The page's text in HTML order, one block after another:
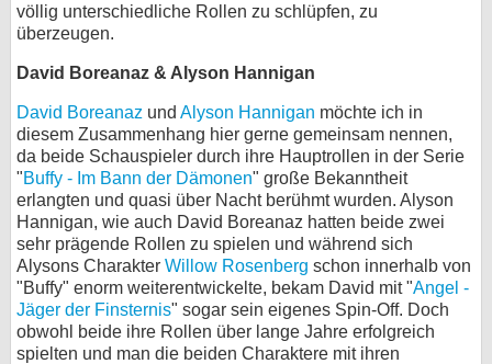
völlig unterschiedliche Rollen zu schlüpfen, zu
überzeugen.
David Boreanaz & Alyson Hannigan
David Boreanaz und Alyson Hannigan möchte ich in
diesem Zusammenhang hier gerne gemeinsam nennen,
da beide Schauspieler durch ihre Hauptrollen in der Serie
"Buffy - Im Bann der Dämonen" große Bekanntheit
erlangten und quasi über Nacht berühmt wurden. Alyson
Hannigan, wie auch David Boreanaz hatten beide zwei
sehr prägende Rollen zu spielen und während sich
Alysons Charakter Willow Rosenberg schon innerhalb von
"Buffy" enorm weiterentwickelte, bekam David mit "Angel -
Jäger der Finsternis" sogar sein eigenes Spin-Off. Doch
obwohl beide ihre Rollen über lange Jahre erfolgreich
spielten und man die beiden Charaktere mit ihren